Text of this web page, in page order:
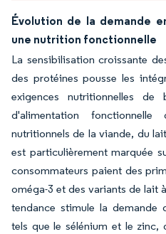
Évolution de la demande
une nutrition fonctionnelle
La sensibilisation croissante
des protéines pousse les
exigences nutritionnelles de
d'alimentation
nutritionnels de la viande, du
est particulièrement marquée
consommateurs paient des
oméga-3 et des variants de lait
tendance stimule la demande
tels que le sélénium et le zinc,